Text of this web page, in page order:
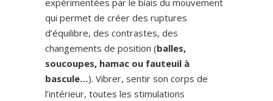
expérimentées par le biais du mouvement
qui permet de créer des ruptures
d’équilibre, des contrastes, des
changements de position (balles,
soucoupes, hamac ou fauteuil à
bascule…). Vibrer, sentir son corps de
l’intérieur, toutes les stimulations